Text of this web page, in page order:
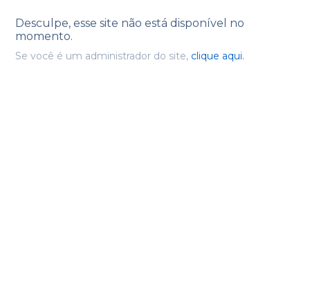
Desculpe, esse site não está disponível no
momento.
Se você é um administrador do site, clique aqui.